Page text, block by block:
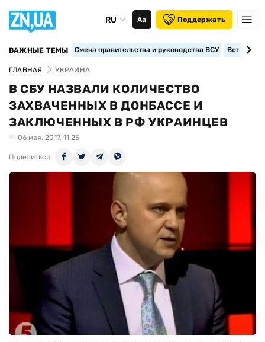
RU Аа Поддержать
ВАЖНЫЕ ТЕМЫ Смена правительства и руководства ВСУ
ГЛАВНАЯ УКРАИНА
В СБУ НАЗВАЛИ КОЛИЧЕСТВО
ЗАХВАЧЕННЫХ В ДОНБАССЕ И
ЗАКЛЮЧЕННЫХ В РФ УКРАИНЦЕВ
06 мая, 2017, 11:25
Поделиться